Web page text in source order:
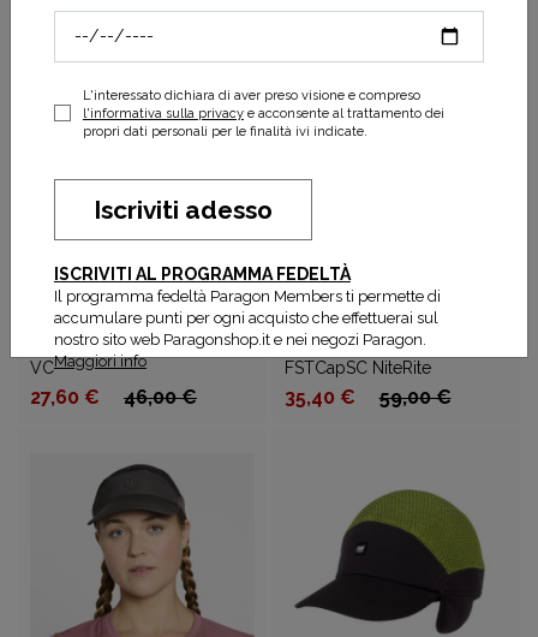
APPLICA
FILTRI
23,40 € 39,00 € 27,00 € 45,00 €
CIELE
FSTCap SC - Comp - Iconic
VC
27,60 € 46,00 €
CIELE
FSTCapSC NiteRite
35,40 € 59,00 €
L'interessato dichiara di aver preso visione e compreso
l'informativa sulla privacye acconsente al trattamento dei
propri dati personali per le finalità ivi indicate.
Iscriviti adesso
ISCRIVITI AL PROGRAMMA FEDELTÀ
Il programma fedeltà Paragon Members ti permette di
accumulare punti per ogni acquisto che effettuerai sul
nostro sito web Paragonshop.it e nei negozi Paragon.
Maggiori info